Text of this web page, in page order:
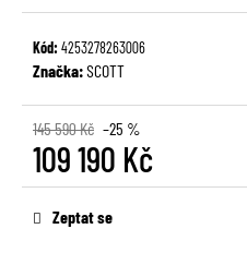
Kód:4253278263006
Značka:SCOTT
145 590 Kč –25 %
109 190 Kč
Měrná
cena:Zeptat se